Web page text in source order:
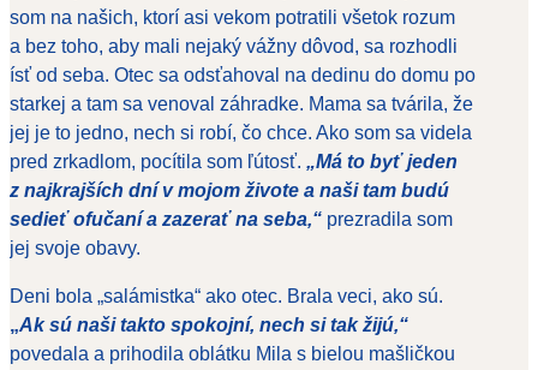
som na našich, ktorí asi vekom potratili všetok rozum
a bez toho, aby mali nejaký vážny dôvod, sa rozhodli
ísť od seba. Otec sa odsťahoval na dedinu do domu po
starkej a tam sa venoval záhradke. Mama sa tvárila, že
jej je to jedno, nech si robí, čo chce. Ako som sa videla
pred zrkadlom, pocítila som ľútosť. „Má to byť jeden
z najkrajších dní v mojom živote a naši tam budú
sedieť ofučaní a zazerať na seba,“ prezradila som
jej svoje obavy.
Deni bola „salámistka“ ako otec. Brala veci, ako sú.
„Ak sú naši takto spokojní, nech si tak žijú,“
povedala a prihodila oblátku Mila s bielou mašličkou